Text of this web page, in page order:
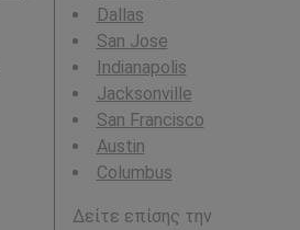
Dallas
San Jose
Indianapolis
Jacksonville
San Francisco
Austin
Columbus
Δείτε επίσης την